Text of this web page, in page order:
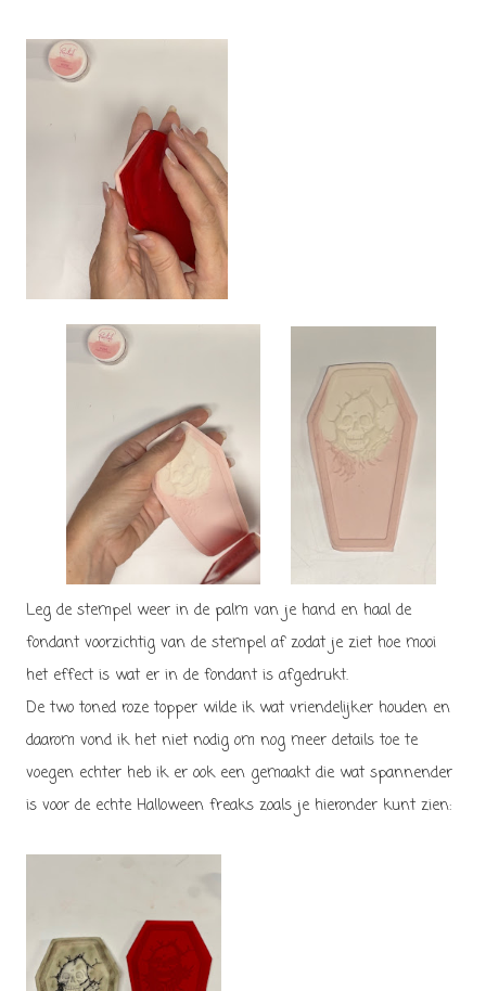
Leg de stempel weer in de palm van je hand en haal de
fondant voorzichtig van de stempel af zodat je ziet hoe mooi
het effect is wat er in de fondant is afgedrukt.
De two toned roze topper wilde ik wat vriendelijker houden en
daarom vond ik het niet nodig om nog meer details toe te
voegen echter heb ik er ook een gemaakt die wat spannender
is voor de echte Halloween freaks zoals je hieronder kunt zien: